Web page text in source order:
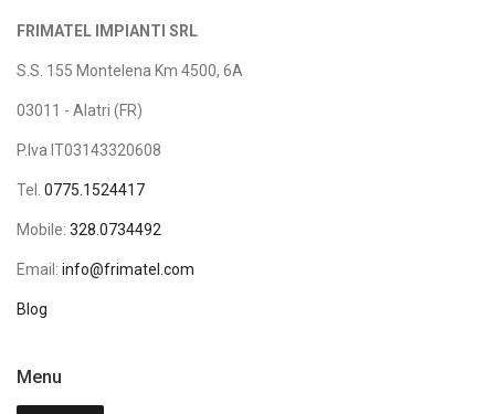
FRIMATEL IMPIANTI SRL
S.S. 155 Montelena Km 4500, 6A
03011 - Alatri (FR)
P.Iva IT03143320608
Tel. 0775.1524417
Mobile: 328.0734492
Email: info@frimatel.com
Blog
Menu